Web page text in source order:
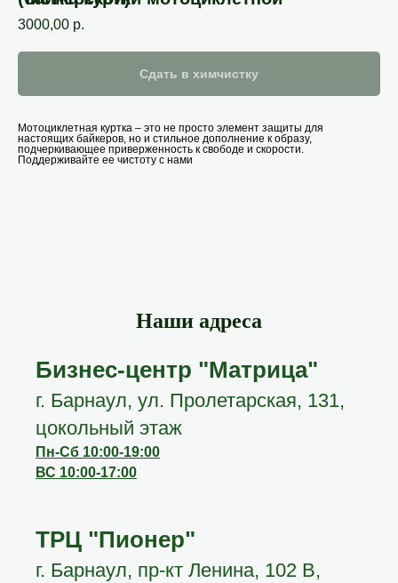
3000,00 р.
Сдать в химчистку
Мотоциклетная куртка – это не просто элемент защиты для
настоящих байкеров, но и стильное дополнение к образу,
подчеркивающее приверженность к свободе и скорости.
Поддерживайте ее чистоту с нами
Наши адреса
Бизнес-центр "Матрица"
г. Барнаул, ул. Пролетарская, 131,
цокольный этаж
Пн-Сб 10:00-19:00
ВС 10:00-17:00
ТРЦ "Пионер"
г. Барнаул, пр-кт Ленина, 102 В,